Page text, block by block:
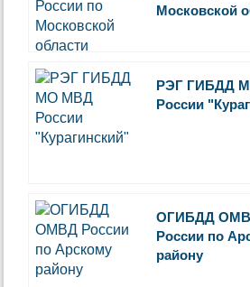
Московской
РЭГ ГИБДД
России
ОГИБДД
России по
району